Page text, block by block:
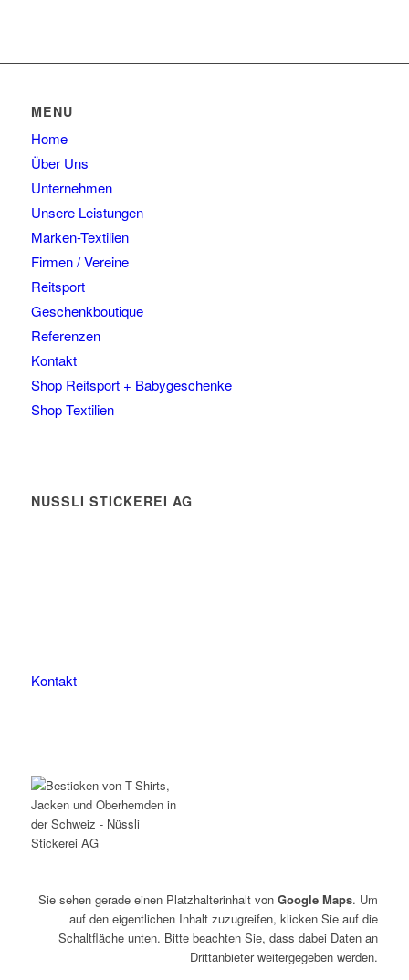
auf
Varianten
MENU
Home
Über Uns
Unternehmen
Unsere Leistungen
Marken-Textilien
Firmen / Vereine
Reitsport
Geschenkboutique
Referenzen
Kontakt
Shop Reitsport + Babygeschenke
Shop Textilien
NÜSSLI STICKEREI AG
Kontakt
Sie sehen gerade einen Platzhalterinhalt vonGoogle Maps. Um
auf den eigentlichen Inhalt zuzugreifen, klicken Sie auf die
Schaltfläche unten. Bitte beachten Sie, dass dabei Daten an
Drittanbieter weitergegeben werden.